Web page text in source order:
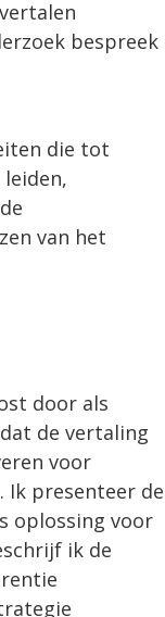
bespreek
die tot
van het
door als
de vertaling
voor
Ik presenteer de
oplossing voor
ik de